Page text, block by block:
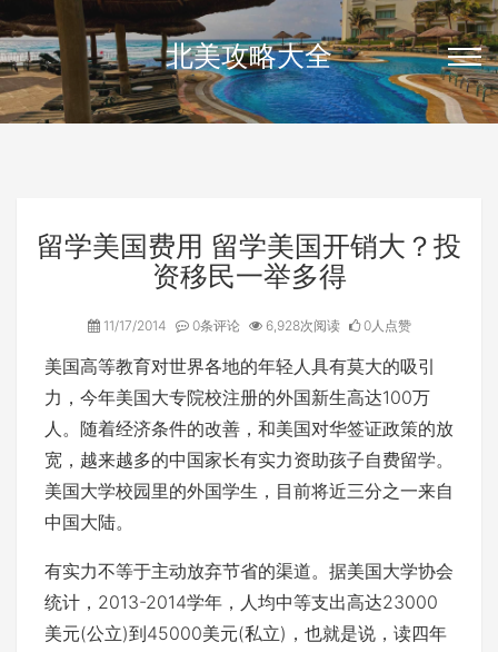
北美攻略大全
留学美国费用 留学美国开销大？投
资移民一举多得
11/17/2014 0条评论 6,928次阅读 0人点赞
美国高等教育对世界各地的年轻人具有莫大的吸引
力，今年美国大专院校注册的外国新生高达100万
人。随着经济条件的改善，和美国对华签证政策的放
宽，越来越多的中国家长有实力资助孩子自费留学。
美国大学校园里的外国学生，目前将近三分之一来自
中国大陆。
有实力不等于主动放弃节省的渠道。据美国大学协会
统计，2013-2014学年，人均中等支出高达23000
美元(公立)到45000美元(私立)，也就是说，读四年